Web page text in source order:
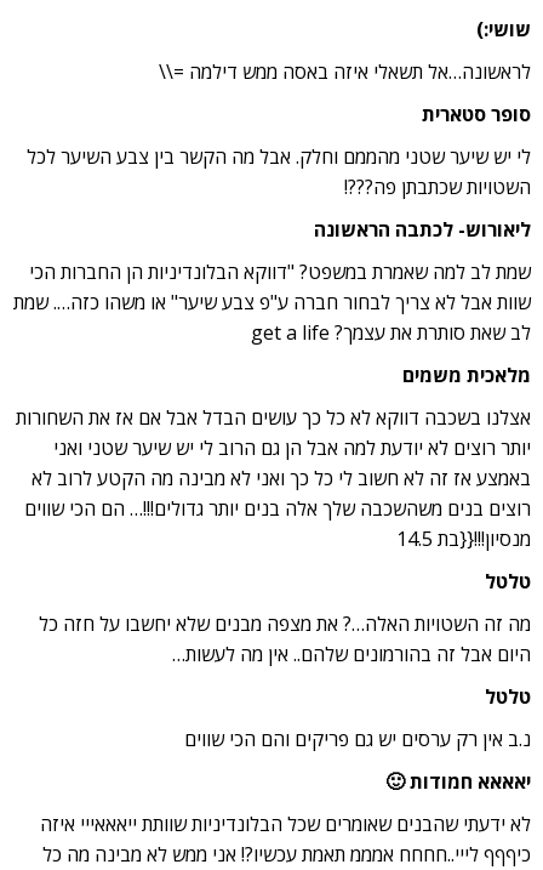
שושי:)
לראשונה…אל תשאלי איזה באסה ממש דילמה =\\
סופר סטארית
לי יש שיער שטני מהממם וחלק. אבל מה הקשר בין צבע השיער לכל
השטויות שכתבתן פה???!
ליאורוש- לכתבה הראשונה
שמת לב למה שאמרת במשפט? "דווקא הבלונדיניות הן החברות הכי
שוות אבל לא צריך לבחור חברה ע"פ צבע שיער" או משהו כזה…. שמת
לב שאת סותרת את עצמך? get a life
מלאכית משמים
אצלנו בשכבה דווקא לא כל כך עושים הבדל אבל אם אז את השחורות
יותר רוצים לא יודעת למה אבל הן גם הרוב לי יש שיער שטני ואני
באמצע אז זה לא חשוב לי כל כך ואני לא מבינה מה הקטע לרוב לא
רוצים בנים משהשכבה שלך אלה בנים יותר גדולים!!!… הם הכי שווים
מנסיון!!!{{בת 14.5
טלטל
מה זה השטויות האלה…? את מצפה מבנים שלא יחשבו על חזה כל
היום אבל זה בהורמונים שלהם.. אין מה לעשות…
טלטל
נ.ב אין רק ערסים יש גם פריקים והם הכי שווים
יאאאא חמודות 🙂
לא ידעתי שהבנים שאומרים שכל הבלונדיניות שוותת ייאאאייי איזה
כיףףף לייי..חחחח אמממ תאמת עכשיו?! אני ממש לא מבינה מה כל